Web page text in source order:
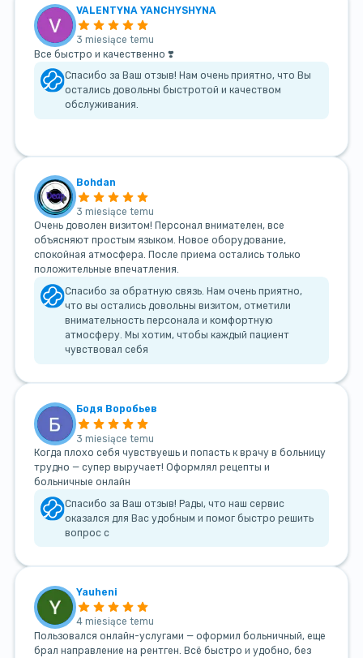
VALENTYNA YANCHYSHYNA
3 miesiące temu
Все быстро и качественно ❣️
Спасибо за Ваш отзыв! Нам очень приятно, что Вы
остались довольны быстротой и качеством
обслуживания.
Bohdan
3 miesiące temu
Очень доволен визитом! Персонал внимателен, все
объясняют простым языком. Новое оборудование,
спокойная атмосфера. После приема остались только
положительные впечатления.
Спасибо за обратную связь. Нам очень приятно,
что вы остались довольны визитом, отметили
внимательность персонала и комфортную
атмосферу. Мы хотим, чтобы каждый пациент
чувствовал себя
Бодя Воробьев
3 miesiące temu
Когда плохо себя чувствуешь и попасть к врачу в больницу
трудно — супер выручает! Оформлял рецепты и
больничные онлайн
Спасибо за Ваш отзыв! Рады, что наш сервис
оказался для Вас удобным и помог быстро решить
вопрос с
Yauheni
4 miesiące temu
Пользовался онлайн-услугами — оформил больничный, еще
брал направление на рентген. Всё быстро и удобно, без